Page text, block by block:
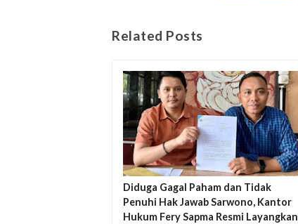
Related Posts
Diduga Gagal Paham dan Tidak
Penuhi Hak Jawab Sarwono, Kantor
Hukum Fery Sapma Resmi Layangkan